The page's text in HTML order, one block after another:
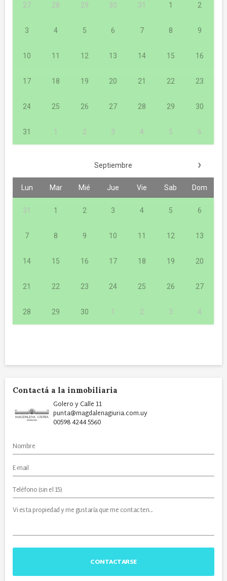
27 28 29 30 31 1 2
3 4 5 6 7 8 9
10 11 12 13 14 15 16
17 18 19 20 21 22 23
24 25 26 27 28 29 30
31 1 2 3 4 5 6
Septiembre ›
Lun Mar Mié Jue Vie Sab Dom
31 1 2 3 4 5 6
7 8 9 10 11 12 13
14 15 16 17 18 19 20
21 22 23 24 25 26 27
28 29 30 1 2 3 4
Contactá a la inmobiliaria
Golero y Calle 11
punta@magdalenagiuria.com.uy
00598 4244 5560
CONTACTARSE